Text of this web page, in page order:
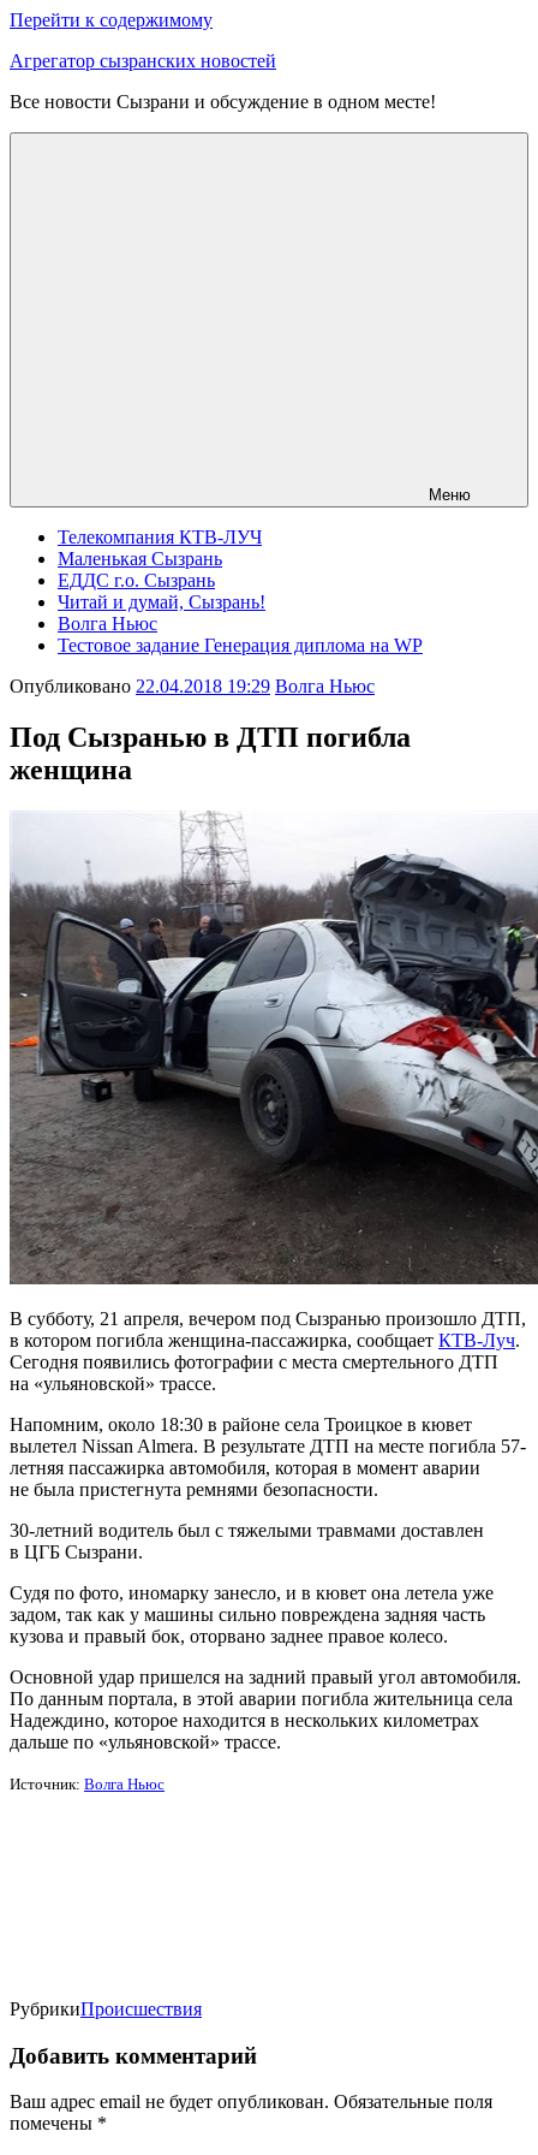
Перейти к содержимому
Агрегатор сызранских новостей
Все новости Сызрани и обсуждение в одном месте!
Меню
Телекомпания КТВ-ЛУЧ
Маленькая Сызрань
ЕДДС г.о. Сызрань
Читай и думай, Сызрань!
Волга Ньюс
Тестовое задание Генерация диплома на WP
Опубликовано 22.04.2018 19:29 Волга Ньюс
Под Сызранью в ДТП погибла
женщина
В субботу, 21 апреля, вечером под Сызранью произошло ДТП,
в котором погибла женщина-пассажирка, сообщает КТВ-Луч.
Сегодня появились фотографии с места смертельного ДТП
на «ульяновской» трассе.
Напомним, около 18:30 в районе села Троицкое в кювет
вылетел Nissan Almera. В результате ДТП на месте погибла 57-
летняя пассажирка автомобиля, которая в момент аварии
не была пристегнута ремнями безопасности.
30-летний водитель был с тяжелыми травмами доставлен
в ЦГБ Сызрани.
Судя по фото, иномарку занесло, и в кювет она летела уже
задом, так как у машины сильно повреждена задняя часть
кузова и правый бок, оторвано заднее правое колесо.
Основной удар пришелся на задний правый угол автомобиля.
По данным портала, в этой аварии погибла жительница села
Надеждино, которое находится в нескольких километрах
дальше по «ульяновской» трассе.
Источник: Волга Ньюс
РубрикиПроисшествия
Добавить комментарий
Ваш адрес email не будет опубликован. Обязательные поля
помечены *